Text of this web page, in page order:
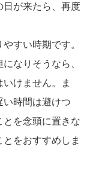
日が来たら、再度
すい時期です。
なりそうなら、
けません。ま
い時間は避けつ
を念頭に置きな
をおすすめしま